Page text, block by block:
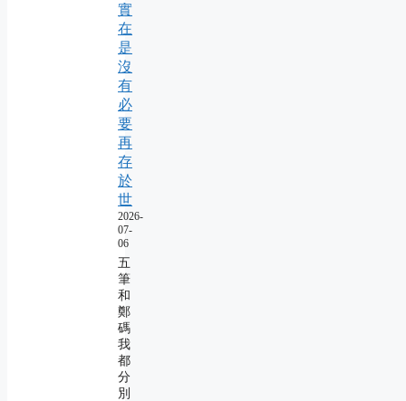
實
在
是
沒
有
必
要
再
存
於
世
2026-
07-
06
五
筆
和
鄭
碼
我
都
分
別